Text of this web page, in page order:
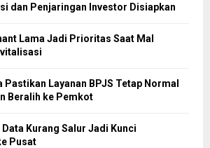
dan Penjaringan Investor Disiapkan
Lama Jadi Prioritas Saat Mal
Pastikan Layanan BPJS Tetap Normal
Beralih ke Pemkot
Kurang Salur Jadi Kunci
Pusat